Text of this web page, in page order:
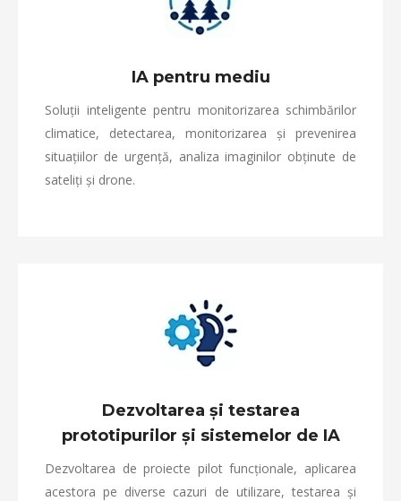
IA pentru mediu
Soluții inteligente pentru monitorizarea schimbărilor
climatice, detectarea, monitorizarea și prevenirea
situațiilor de urgență, analiza imaginilor obținute de
sateliți și drone.
Dezvoltarea și testarea
prototipurilor și sistemelor de IA
Dezvoltarea de proiecte pilot funcționale, aplicarea
acestora pe diverse cazuri de utilizare, testarea și